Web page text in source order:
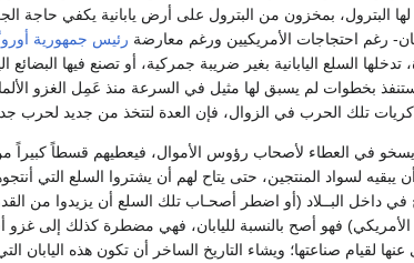
لها البترول، بمخزون من البترول على أرض يابانية يكفي
رغم احتجاجات الأمريكيين ورغم معارضة رئيس جمهورية
تدخلها السلع اليابانية بغير ضريبة جمركية، أو تصنع فيها البضائع
ستنفذ بخطوات لم يسبق لها مثيل في السرعة منذ عَمِل الغزو
تلك الحرب في الزوال، فإن العدة لتتخذ من جديد لحرب
يسخو في العطاء لأصحاب رؤوس الأموال، فيعطيهم قسطاً كبيراً
أن يبقيه لسواد المنتجين، حتى يتاح لهم أن يشتروا السلع التي
داخل البــلاد (أو اضطر أصحـاب تلك السلع أن يزيدوا من
الأمريكي) فهو أصح بالنسبة لليابان، فهي مضطرة كذلك إلى غزو
لقيام صناعتها؛ ويشاء التاريخ الساخر أن تكون هذه اليابان